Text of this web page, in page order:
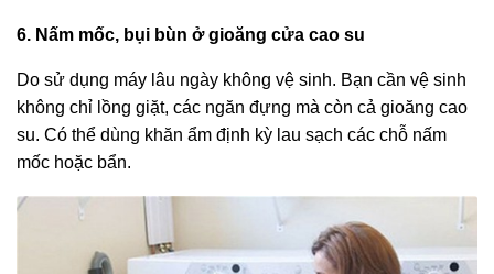
6. Nấm mốc, bụi bùn ở gioăng cửa cao su
Do sử dụng máy lâu ngày không vệ sinh. Bạn cần vệ sinh
không chỉ lồng giặt, các ngăn đựng mà còn cả gioăng cao
su. Có thể dùng khăn ẩm định kỳ lau sạch các chỗ nấm
mốc hoặc bẩn.